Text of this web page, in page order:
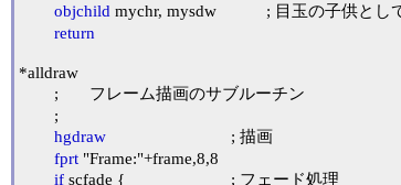
objchild mychr, mysdw		; 目玉の子供として影を登録
return
*alldraw
hgdraw
fprt "Frame:"+frame,8,8
if scfade {			; フェード処理